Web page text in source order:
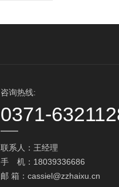
咨询热线:
0371-
联系人：王经理
手 机：18039336686
邮 箱：cassiel@zzhaixu.cn